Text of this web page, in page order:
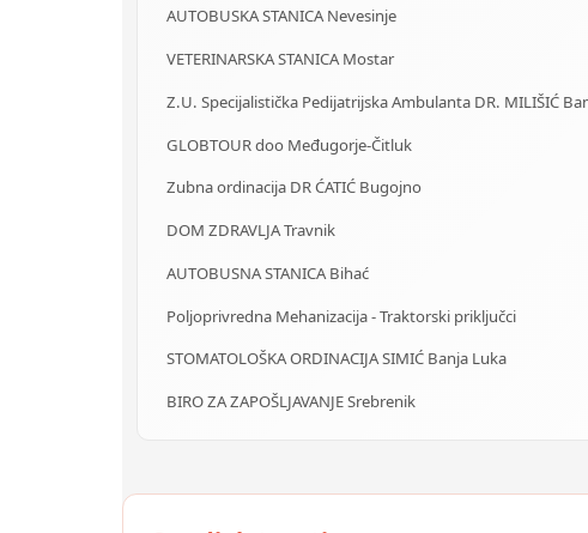
AUTOBUSKA STANICA Nevesinje
VETERINARSKA STANICA Mostar
Z.U. Specijalistička Pedijatrijska Ambulanta DR. MILIŠIĆ
GLOBTOUR doo Međugorje-Čitluk
Zubna ordinacija DR ĆATIĆ Bugojno
DOM ZDRAVLJA Travnik
AUTOBUSNA STANICA Bihać
Poljoprivredna Mehanizacija - Traktorski priključci
STOMATOLOŠKA ORDINACIJA SIMIĆ Banja Luka
BIRO ZA ZAPOŠLJAVANJE Srebrenik